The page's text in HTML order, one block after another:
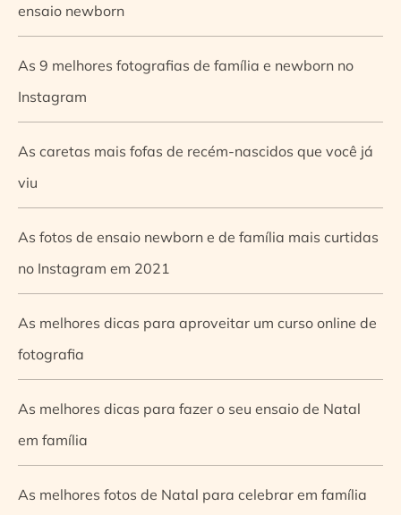
ensaio newborn
As 9 melhores fotografias de família e newborn no
Instagram
As caretas mais fofas de recém-nascidos que você já
viu
As fotos de ensaio newborn e de família mais curtidas
no Instagram em 2021
As melhores dicas para aproveitar um curso online de
fotografia
As melhores dicas para fazer o seu ensaio de Natal
em família
As melhores fotos de Natal para celebrar em família